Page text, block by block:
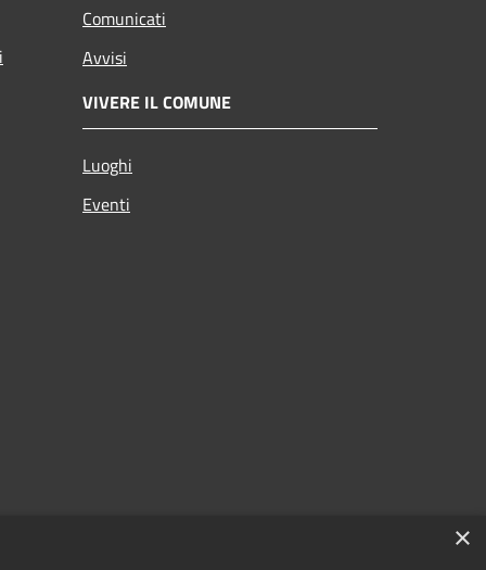
Comunicati
Avvisi
VIVERE IL COMUNE
Luoghi
Eventi
×